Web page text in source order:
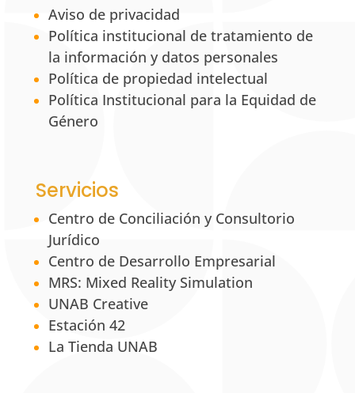
Aviso de privacidad
Política institucional de tratamiento de
la información y datos personales
Política de propiedad intelectual
Política Institucional para la Equidad de
Género
Servicios
Centro de Conciliación y Consultorio
Jurídico
Centro de Desarrollo Empresarial
MRS: Mixed Reality Simulation
UNAB Creative
Estación 42
La Tienda UNAB